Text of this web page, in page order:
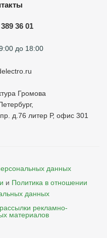
36 01
до 18:00
Громова
д.76 литер Р, офис 301
данных
и Политика в отношении
данных
рекламно-
материалов